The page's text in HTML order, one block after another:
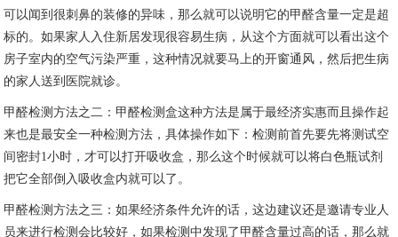
可以闻到很刺鼻的装修的异味，那么就可以说明它的甲醛含量一定是超
标的。如果家人入住新居发现很容易生病，从这个方面就可以看出这个
房子室内的空气污染严重，这种情况就要马上的开窗通风，然后把生病
的家人送到医院就诊。
甲醛检测方法之二：甲醛检测盒这种方法是属于最经济实惠而且操作起
来也是最安全一种检测方法，具体操作如下：检测前首先要先将测试空
间密封1小时，才可以打开吸收盒，那么这个时候就可以将白色瓶试剂
把它全部倒入吸收盒内就可以了。
甲醛检测方法之三：如果经济条件允许的话，这边建议还是邀请专业人
员来进行检测会比较好，如果检测中发现了甲醛含量过高的话，那么就